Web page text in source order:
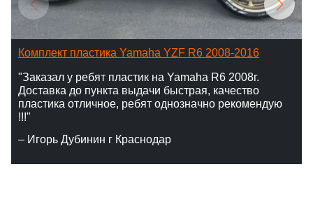
Комплект пластика Yamaha YZF R6 2008-2016
"Заказал у ребят пластик на Yamaha R6 2008г.
Доставка до пункта выдачи быстрая, качество
пластика отличное, ребят однозначно рекомендую
!!!"
– Игорь Дубинин г Краснодар